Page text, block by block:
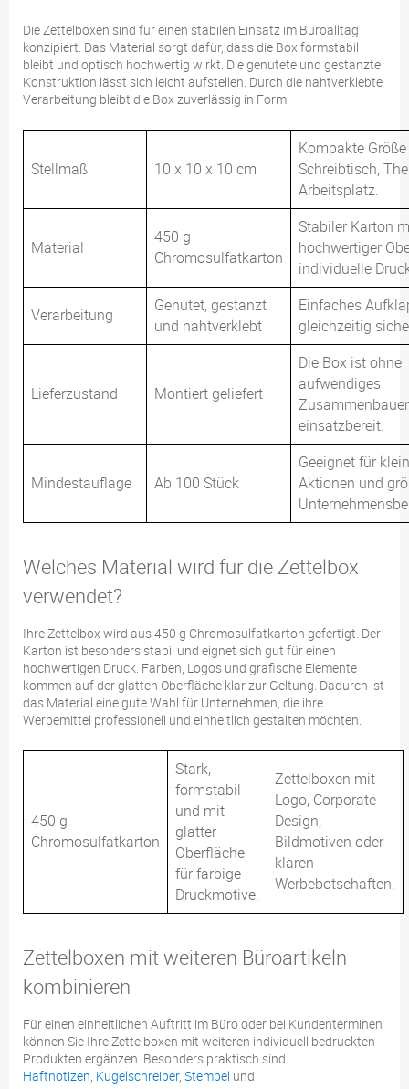
Die Zettelboxen sind für einen stabilen Einsatz im Büroalltag
konzipiert. Das Material sorgt dafür, dass die Box formstabil
bleibt und optisch hochwertig wirkt. Die genutete und gestanzte
Konstruktion lässt sich leicht aufstellen. Durch die nahtverklebte
Verarbeitung bleibt die Box zuverlässig in Form.
Stellmaß 10 x 10 x 10 cm
Kompakte
Schreibtisch,
Arbeitsplatz.
Material
450 g
Chromosulfatkarton
Stabiler Karton
hochwertiger
individuelle
Verarbeitung
Genutet, gestanzt
und nahtverklebt
Einfaches
gleichzeitig
Lieferzustand Montiert geliefert
Die Box ist ohne
aufwendiges
einsatzbereit.
Mindestauflage Ab 100 Stück
Geeignet für
Aktionen und
Welches Material wird für die Zettelbox
verwendet?
Ihre Zettelbox wird aus 450 g Chromosulfatkarton gefertigt. Der
Karton ist besonders stabil und eignet sich gut für einen
hochwertigen Druck. Farben, Logos und grafische Elemente
kommen auf der glatten Oberfläche klar zur Geltung. Dadurch ist
das Material eine gute Wahl für Unternehmen, die ihre
Werbemittel professionell und einheitlich gestalten möchten.
450 g
Chromosulfatkarton
Stark,
formstabil
und mit
glatter
Oberfläche
für farbige
Druckmotive.
Zettelboxen mit
Logo, Corporate
Design,
Bildmotiven oder
klaren
Werbebotschaften.
Zettelboxen mit weiteren Büroartikeln
kombinieren
Für einen einheitlichen Auftritt im Büro oder bei Kundenterminen
können Sie Ihre Zettelboxen mit weiteren individuell bedruckten
Produkten ergänzen. Besonders praktisch sind
Haftnotizen, Kugelschreiber, Stempel und